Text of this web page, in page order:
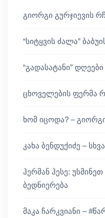
გიორგი გურჯიევის
“სიტყვის ძალა”
“გადასატანი”
ცხოველების ფერმა
ხომ იცოდა? –
კახა ბენდუქიძე –
ჰერმან ჰესე:
ბედნიერება
მაკა ჩარკვიანი –